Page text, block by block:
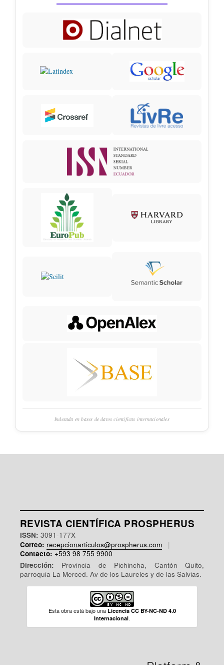
Indexada en bases de datos científicas internacionales
REVISTA CIENTÍFICA PROSPHERUS
ISSN: 3091-177X
Correo: recepcionarticulos@prospherus.com
|
Contacto: +593 98 755 9900
Dirección: Provincia de Pichincha, Cantón Quito,
parroquia La Merced. Av de los Laureles y de las Salvias.
Esta obra está bajo una Licencia CC BY-NC-ND 4.0
Internacional.